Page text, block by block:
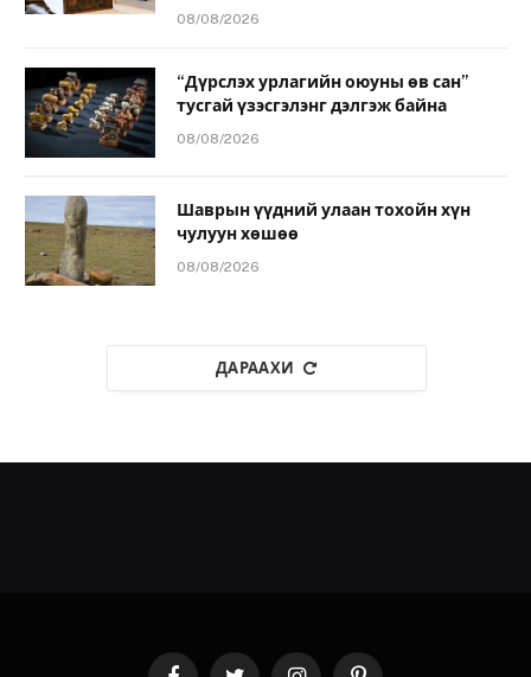
08/08/2026
“Дүрслэх урлагийн оюуны өв сан”
тусгай үзэсгэлэнг дэлгэж байна
08/08/2026
Шаврын үүдний улаан тохойн хүн
чулуун хөшөө
08/08/2026
ДАРААХИ